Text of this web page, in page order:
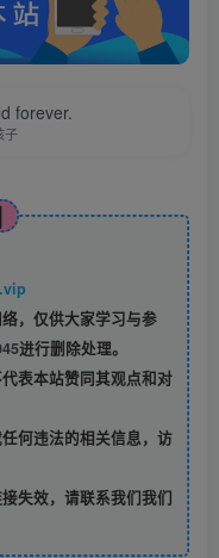
forever.
子
，仅供大家学习与参
进行删除处理。
表本站赞同其观点和对
何违法的相关信息，访
失效，请联系我们我们